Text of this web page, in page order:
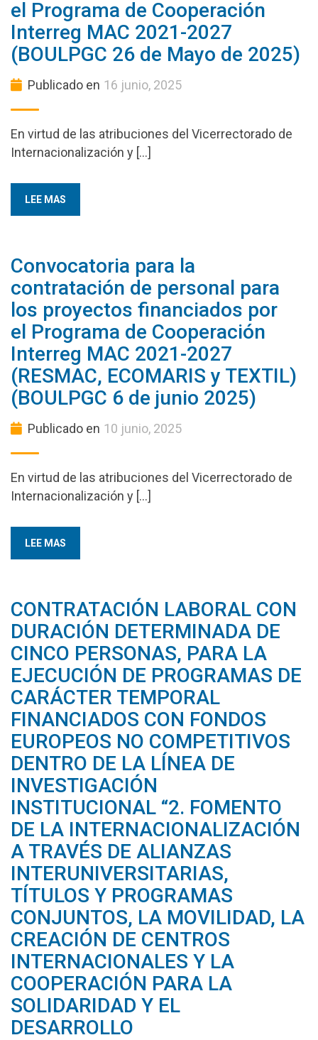
el Programa de Cooperación
Interreg MAC 2021-2027
(BOULPGC 26 de Mayo de 2025)
Publicado en 16 junio, 2025
En virtud de las atribuciones del Vicerrectorado de
Internacionalización y […]
LEE MAS
Convocatoria para la
contratación de personal para
los proyectos financiados por
el Programa de Cooperación
Interreg MAC 2021-2027
(RESMAC, ECOMARIS y TEXTIL)
(BOULPGC 6 de junio 2025)
Publicado en 10 junio, 2025
En virtud de las atribuciones del Vicerrectorado de
Internacionalización y […]
LEE MAS
CONTRATACIÓN LABORAL CON
DURACIÓN DETERMINADA DE
CINCO PERSONAS, PARA LA
EJECUCIÓN DE PROGRAMAS DE
CARÁCTER TEMPORAL
FINANCIADOS CON FONDOS
EUROPEOS NO COMPETITIVOS
DENTRO DE LA LÍNEA DE
INVESTIGACIÓN
INSTITUCIONAL “2. FOMENTO
DE LA INTERNACIONALIZACIÓN
A TRAVÉS DE ALIANZAS
INTERUNIVERSITARIAS,
TÍTULOS Y PROGRAMAS
CONJUNTOS, LA MOVILIDAD, LA
CREACIÓN DE CENTROS
INTERNACIONALES Y LA
COOPERACIÓN PARA LA
SOLIDARIDAD Y EL
DESARROLLO